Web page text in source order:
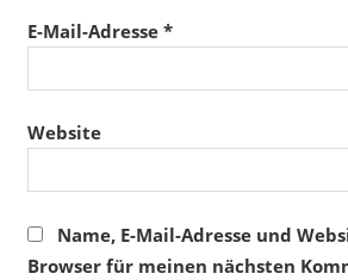
E-Mail-Adresse *
Website
Name, E-Mail-Adresse und
Browser für meinen nächsten